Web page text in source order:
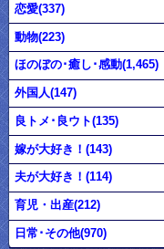
恋愛(337)
動物(223)
ほのぼの･癒し･感動(1,465)
外国人(147)
良トメ･良ウト(135)
嫁が大好き！(143)
夫が大好き！(114)
育児・出産(212)
日常･その他(970)